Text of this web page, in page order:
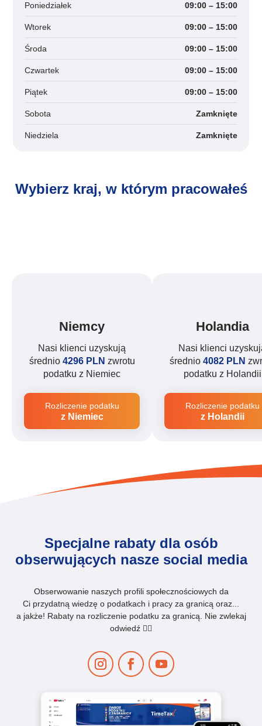
Poniedziałek 09:00 – 15:00
Wtorek 09:00 – 15:00
Środa 09:00 – 15:00
Czwartek 09:00 – 15:00
Piątek 09:00 – 15:00
Sobota Zamknięte
Niedziela Zamknięte
Wybierz kraj, w którym pracowałeś
Niemcy
Nasi klienci uzyskują
średnio 4296 PLN zwrotu
podatku z Niemiec
Rozliczenie podatku
z Niemiec
Holandia
Nasi klienci
średnio 4082 PLN
podatku z Holandii
Rozliczenie podatku
z Holandii
Specjalne rabaty dla osób
obserwujących nasze social media
Obserwowanie naszych profili społecznościowych da
Ci przydatną wiedzę o podatkach i pracy za granicą oraz...
a jakże! Rabaty na rozliczenie podatku za granicą. Nie zwlekaj
odwiedź 👇🏻